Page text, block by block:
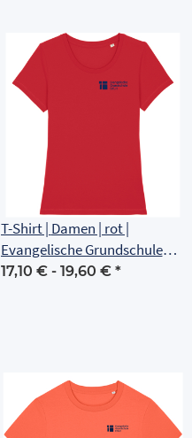
T-Shirt | Damen | rot |
Evangelische Grundschule
Erfurt
17,10 € - 19,60 € *